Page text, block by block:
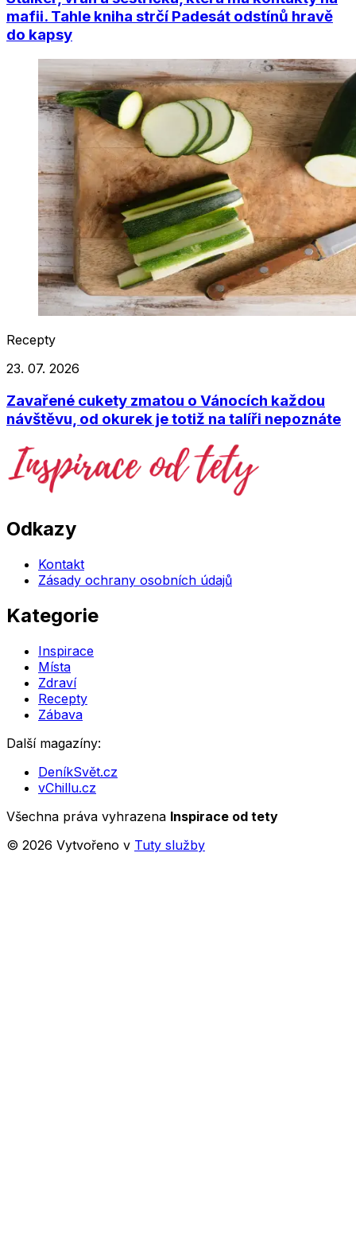
mafii. Tahle kniha strčí Padesát odstínů hravě
do kapsy
Recepty
23. 07. 2026
Zavařené cukety zmatou o Vánocích každou
návštěvu, od okurek je totiž na talíři nepoznáte
Odkazy
Kontakt
Zásady ochrany osobních údajů
Kategorie
Inspirace
Místa
Zdraví
Recepty
Zábava
Další magazíny:
DeníkSvět.cz
vChillu.cz
Všechna práva vyhrazena Inspirace od tety
© 2026 Vytvořeno v Tuty služby